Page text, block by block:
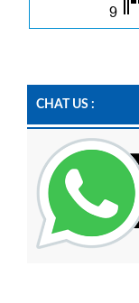
CHAT US :